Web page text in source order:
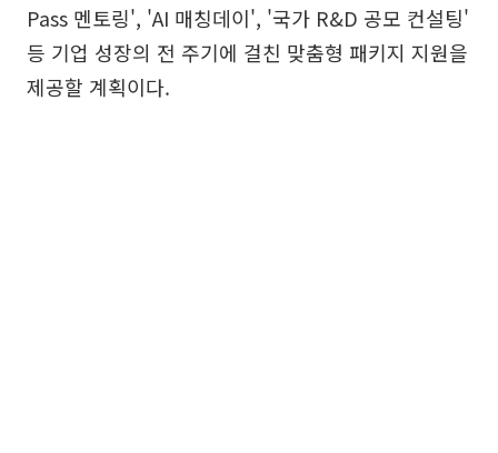
Pass 멘토링', 'AI 매칭데이', '국가 R&D 공모 컨설팅'
등 기업 성장의 전 주기에 걸친 맞춤형 패키지 지원을
제공할 계획이다.